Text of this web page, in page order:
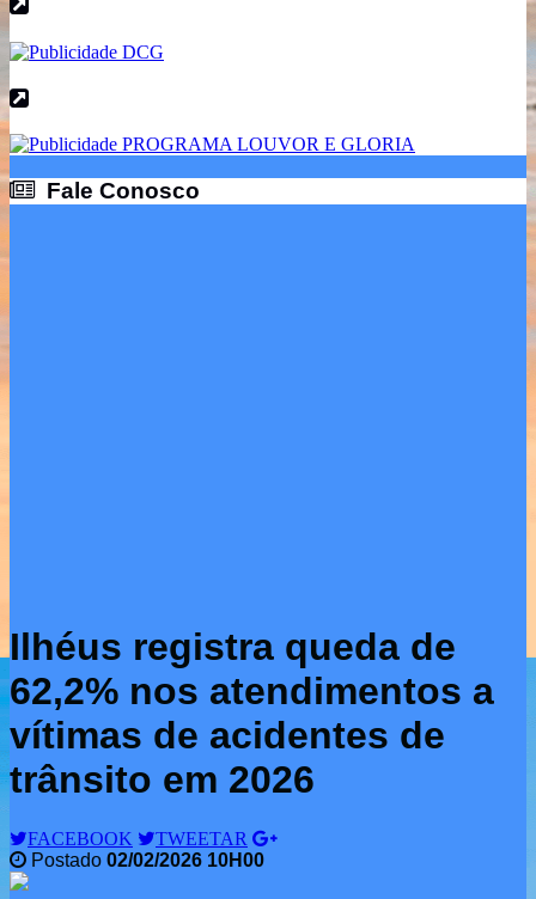
Fale Conosco
Ilhéus registra queda de
62,2% nos atendimentos a
vítimas de acidentes de
trânsito em 2026
FACEBOOK
TWEETAR
Postado 02/02/2026 10H00